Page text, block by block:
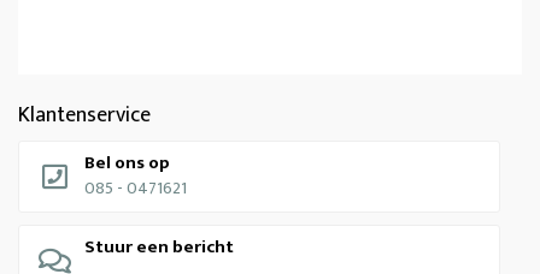
Klantenservice
Bel ons op
085 - 0471621
Stuur een bericht